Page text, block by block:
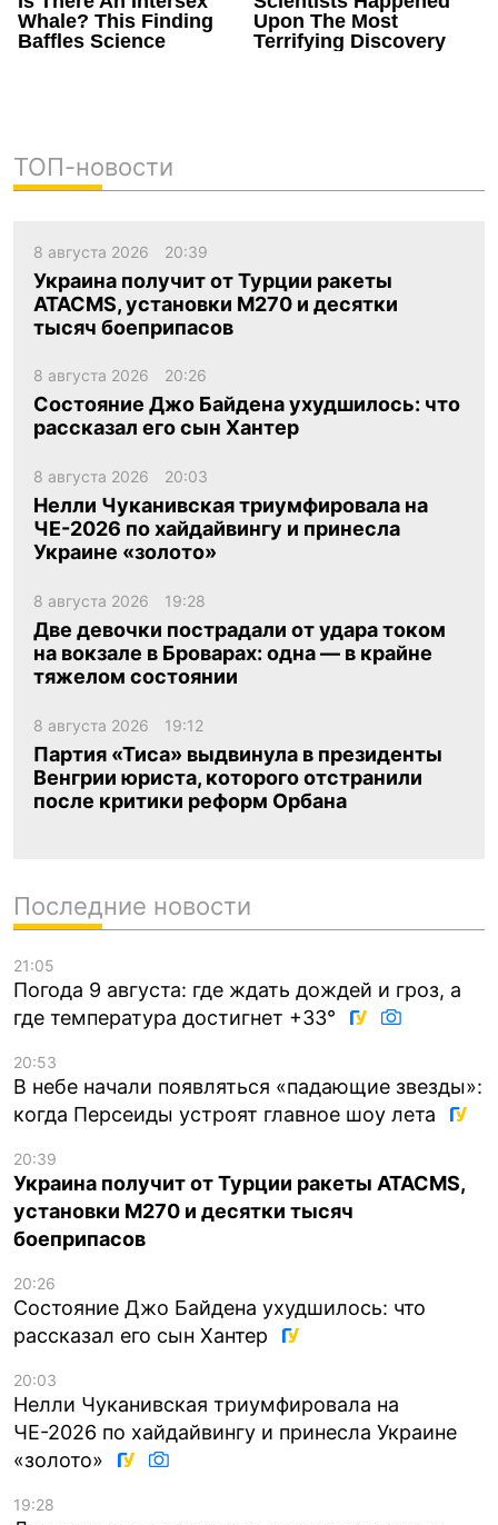
ТОП-новости
8 августа 2026 20:39
Украина получит от Турции ракеты
ATACMS, установки M270 и десятки
тысяч боеприпасов
8 августа 2026 20:26
Состояние Джо Байдена ухудшилось: что
рассказал его сын Хантер
8 августа 2026 20:03
Нелли Чуканивская триумфировала на
ЧЕ-2026 по хайдайвингу и принесла
Украине «золото»
8 августа 2026 19:28
Две девочки пострадали от удара током
на вокзале в Броварах: одна — в крайне
тяжелом состоянии
8 августа 2026 19:12
Партия «Тиса» выдвинула в президенты
Венгрии юриста, которого отстранили
после критики реформ Орбана
Последние новости
21:05
Погода 9 августа: где ждать дождей и гроз, а
где температура достигнет +33°
20:53
В небе начали появляться «падающие звезды»:
когда Персеиды устроят главное шоу лета
20:39
Украина получит от Турции ракеты ATACMS,
установки M270 и десятки тысяч
боеприпасов
20:26
Состояние Джо Байдена ухудшилось: что
рассказал его сын Хантер
20:03
Нелли Чуканивская триумфировала на
ЧЕ-2026 по хайдайвингу и принесла Украине
«золото»
19:28